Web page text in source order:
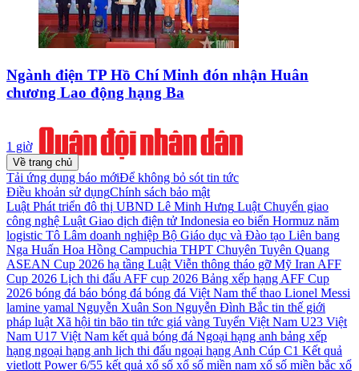
Ngành điện TP Hồ Chí Minh đón nhận Huân
chương Lao động hạng Ba
1 giờ
Về trang chủ
Tải ứng dụng báo mớiĐể không bỏ sót tin tức
Điều khoản sử dụngChính sách bảo mật
Luật Phát triển đô thị UBND Lê Minh Hưng Luật Chuyển giao
công nghệ Luật Giao dịch điện tử Indonesia eo biển Hormuz năm
logistic Tô Lâm doanh nghiệp Bộ Giáo dục và Đào tạo Liên bang
Nga Huấn Hoa Hồng Campuchia THPT Chuyên Tuyên Quang
ASEAN Cup 2026 hạ tầng Luật Viễn thông tháo gỡ Mỹ Iran AFF
Cup 2026 Lịch thi đấu AFF cup 2026 Bảng xếp hạng AFF Cup
2026 bóng đá báo bóng đá bóng đá Việt Nam thể thao Lionel Messi
lamine yamal Nguyễn Xuân Son Nguyễn Đình Bắc tin thế giới
pháp luật Xã hội tin bão tin tức giá vàng Tuyển Việt Nam U23 Việt
Nam U17 Việt Nam kết quả bóng đá Ngoại hạng anh bảng xếp
hạng ngoại hạng anh lịch thi đấu ngoại hạng Anh Cúp C1 Kết quả
vietlott Power 6/55 kết quả xổ số xổ số miền nam xổ số miền bắc xổ